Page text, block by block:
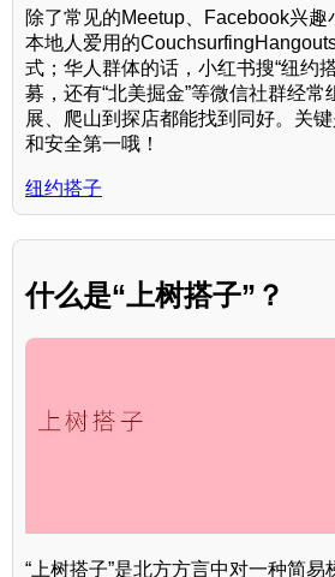
除了常见的Meetup、Facebook兴趣
本地人爱用的
式；华人群体的话，小红书搜“纽约
募，还有“北美掘金”等微信社群经
展、爬山到探店都能找到同好。关
和安全第一哦！
纽约搭子
什么是“上树搭子”？
“上树搭子”是北方方言中对一种简易